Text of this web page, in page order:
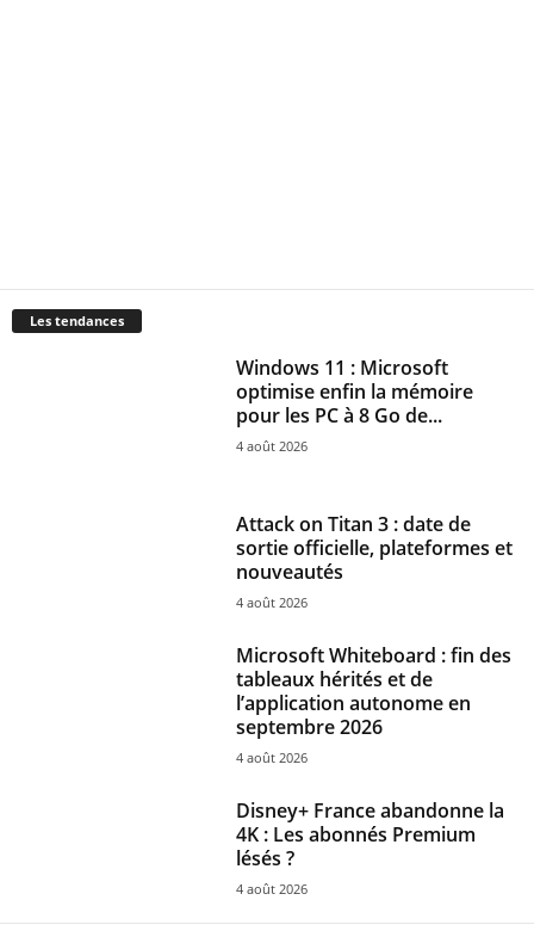
Les tendances
Windows 11 : Microsoft
optimise enfin la mémoire
pour les PC à 8 Go de...
4 août 2026
Attack on Titan 3 : date de
sortie officielle, plateformes et
nouveautés
4 août 2026
Microsoft Whiteboard : fin des
tableaux hérités et de
l’application autonome en
septembre 2026
4 août 2026
Disney+ France abandonne la
4K : Les abonnés Premium
lésés ?
4 août 2026